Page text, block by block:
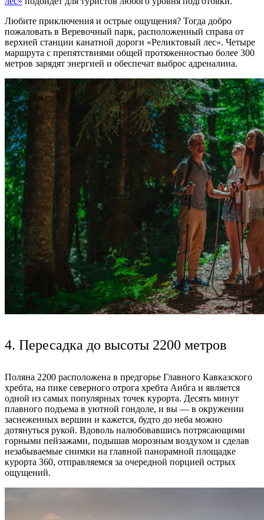
Любите приключения и острые ощущения? Тогда добро
пожаловать в Веревочный парк, расположенный справа от
верхней станции канатной дороги «Реликтовый лес». Четыре
маршрута с препятствиями общей протяженностью более 300
метров зарядят энергией и обеспечат выброс адреналина.
4. Пересадка до высоты 2200 метров
Поляна 2200 расположена в предгорье Главного Кавказского
хребта, на пике северного отрога хребта Аибга и является
одной из самых популярных точек курорта. Десять минут
плавного подъема в уютной гондоле, и вы — в окружении
заснеженных вершин и кажется, будто до неба можно
дотянуться рукой. Вдоволь налюбовавшись потрясающими
горными пейзажами, подышав морозным воздухом и сделав
незабываемые снимки на главной панорамной площадке
курорта 360, отправляемся за очередной порцией острых
ощущений.